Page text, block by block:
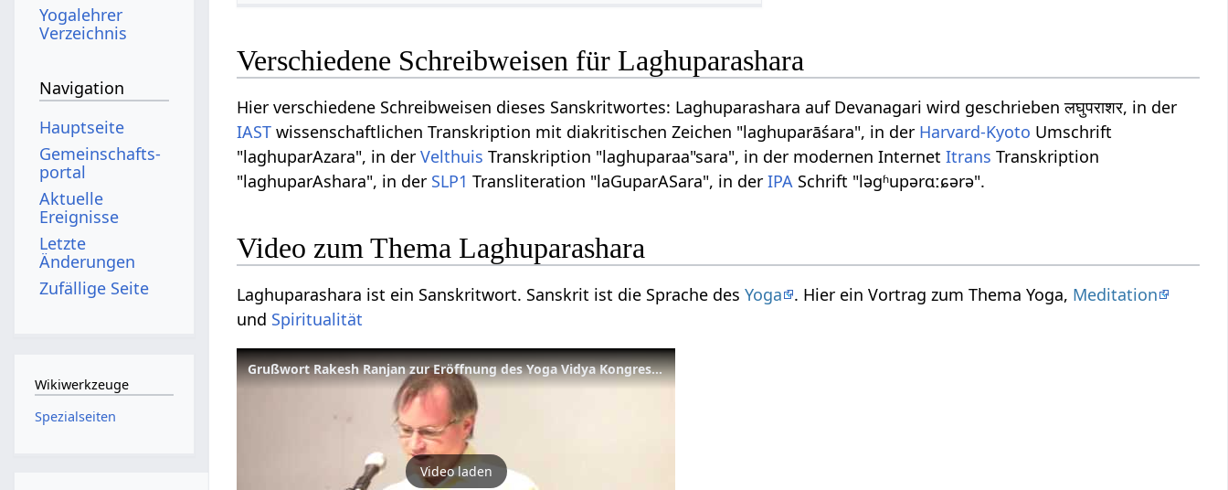
Verschiedene Schreibweisen für Laghuparashara
Hier verschiedene Schreibweisen dieses Sanskritwortes: Laghuparashara auf Devanagari wird geschrieben लघुपराशर, in der
IAST wissenschaftlichen Transkription mit diakritischen Zeichen "laghuparāśara", in der Harvard-Kyoto Umschrift
"laghuparAzara", in derVelthuis Transkription "laghuparaa"sara", in der modernen InternetItrans Transkription
"laghuparAshara", in der SLP1 Transliteration "laGuparASara", in derIPA Schrift "ləɡʱupərɑːɕərə".
Video zum Thema Laghuparashara
Laghuparashara ist ein Sanskritwort. Sanskrit ist die Sprache desYoga . Hier ein Vortrag zum Thema Yoga, Meditation
und Spiritualität
Grußwort Rakesh Ranjan zur Eröffnung des Yoga Vidya Kongresses 2009
Video laden
Yogalehrer
Verzeichnis
Navigation
Hauptseite
Gemeinschafts­
portal
Aktuelle
Ereignisse
Letzte
Änderungen
Zufällige Seite
Wikiwerkzeuge
Spezialseiten